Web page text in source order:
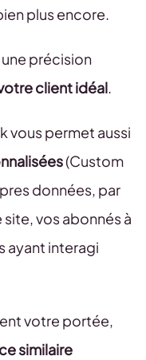
plus encore.
précision
client idéal.
vous permet aussi
(Custom
données, par
vos abonnés à
ayant interagi
votre portée,
similaire